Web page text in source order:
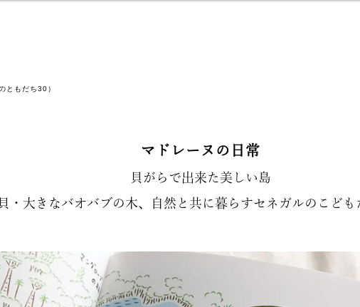
ともだち30）
マドレーヌの日常
貝がらで出来た美しい島
・大きなバオバブの木、自然と共に暮らすセネガルのこど